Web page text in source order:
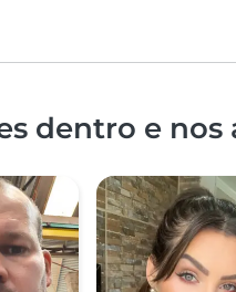
dentro e nos